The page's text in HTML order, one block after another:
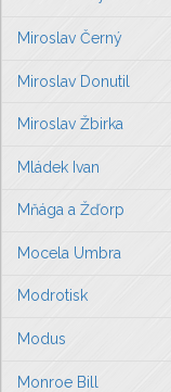
Miroslav Černý
Miroslav Donutil
Miroslav Žbirka
Mládek Ivan
Mňága a Žďorp
Mocela Umbra
Modrotisk
Modus
Monroe Bill